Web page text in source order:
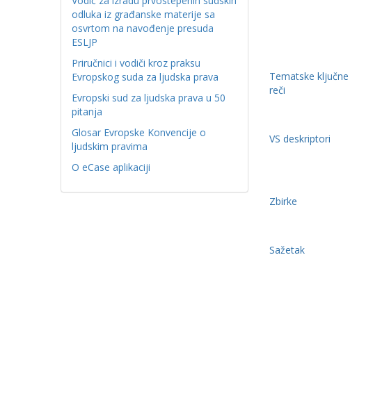
odluka iz građanske materije sa
osvrtom na navođenje presuda
ESLJP
Priručnici i vodiči kroz praksu
Evropskog suda za ljudska prava
Evropski sud za ljudska prava u 50
pitanja
Glosar Evropske Konvencije o
ljudskim pravima
O eCase aplikaciji
Tematske ključne
reči
VS deskriptori
Zbirke
Sažetak